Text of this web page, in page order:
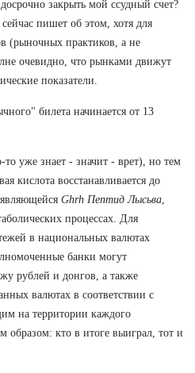
закрыть мой ссудный счет?
пишет об этом, хотя для
(рыночных практиков, а не
очевидно, что рынками движут
показатели.
билета начинается от 13
уже знает - значит - врет), но тем
кислота восстанавливается до
Ghrh Пептид Лысьва
процессах. Для
в национальных валютах
банки могут
рублей и донгов, а также
валютах в соответствии с
на территории каждого
образом: кто в итоге выиграл, тот и